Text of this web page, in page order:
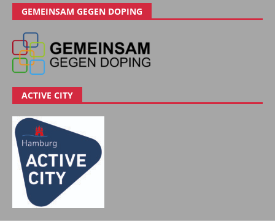
GEMEINSAM GEGEN DOPING
ACTIVE CITY